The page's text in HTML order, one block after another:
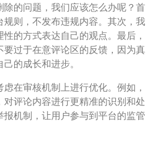
的问题，我们应该怎么办呢？首
则，不发布违规内容。其次，我
的方式表达自己的观点。最后，
过于在意评论区的反馈，因为真
的成长和进步。
在审核机制上进行优化。例如，
评论内容进行更精准的识别和处
机制，让用户参与到平台的监管